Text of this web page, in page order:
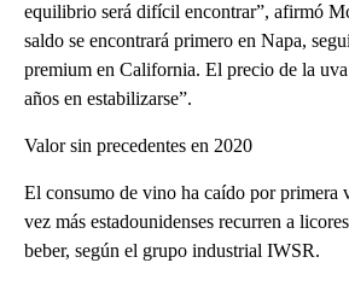
equilibrio será difícil encontrar”, afirmó
saldo se encontrará primero en Napa,
premium en California. El precio de la
años en estabilizarse”.
Valor sin precedentes en 2020
El consumo de vino ha caído por primera
vez más estadounidenses recurren a
beber, según el grupo industrial IWSR.